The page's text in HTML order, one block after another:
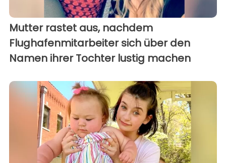
Mutter rastet aus, nachdem
Flughafenmitarbeiter sich über den
Namen ihrer Tochter lustig machen